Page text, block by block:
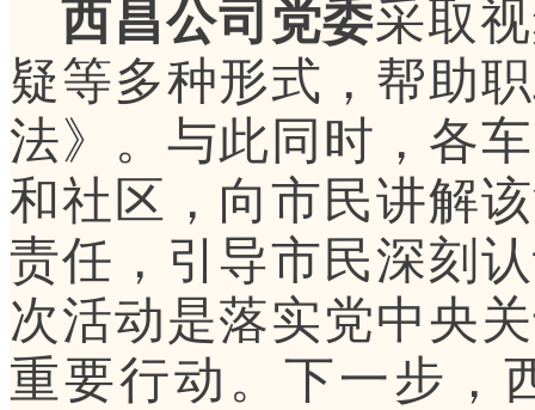
西昌公司党委采取
疑等多种形式，帮助
法》。与此同时，各
和社区，向市民讲解
责任，引导市民深刻
次活动是落实党中央
重要行动。下一步，